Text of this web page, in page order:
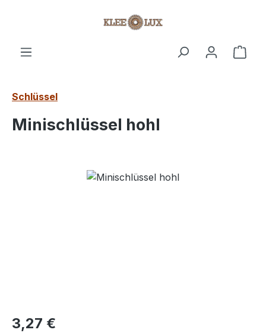
Schlüssel
Minischlüssel hohl
Regulärer Preis:
3,27 €